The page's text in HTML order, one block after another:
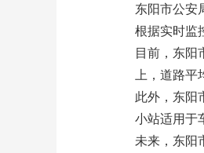
东阳市公安
根据实时监
目前，东阳
上，道路平
此外，东阳
小站适用于
未来，东阳